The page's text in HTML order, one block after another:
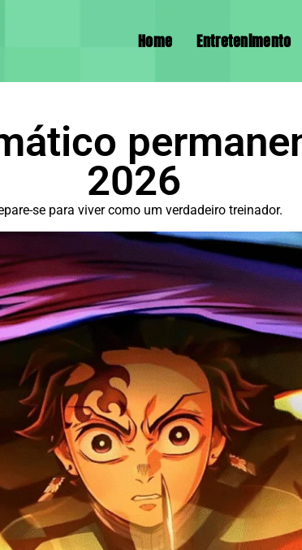
Home Entretenimento
2026
se para viver como um verdadeiro treinador.